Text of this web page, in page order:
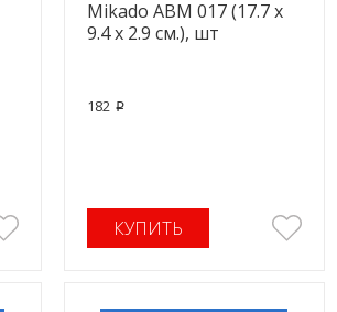
Mikado ABM 017 (17.7 x
9.4 x 2.9 см.), шт
182 p
КУПИТЬ